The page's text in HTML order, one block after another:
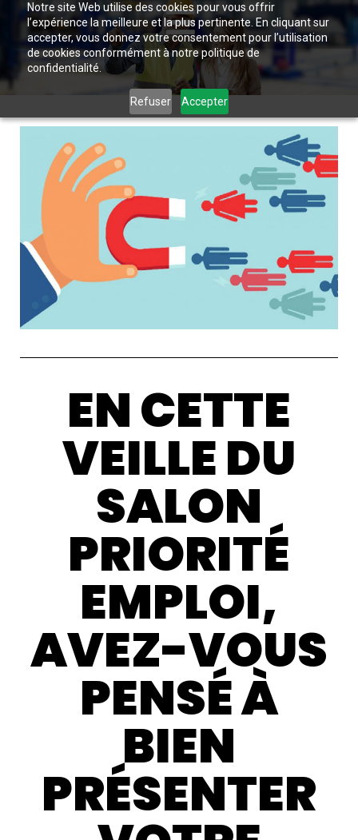
Notre site Web utilise des cookies pour vous offrir
l’expérience la meilleure et la plus pertinente. En cliquant sur
accepter, vous donnez votre consentement pour l’utilisation
de cookies conformément à notre politique de
confidentialité.
Refuser Accepter
EN CETTE
VEILLE DU
SALON
PRIORITÉ
EMPLOI,
AVEZ-VOUS
PENSÉ À
BIEN
PRÉSENTER